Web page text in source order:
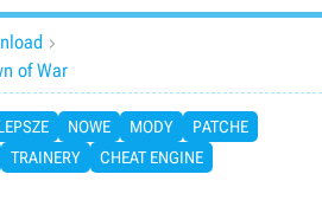

of War
NOWE MODY
PATCHE
TRAINERY CHEAT ENGINE